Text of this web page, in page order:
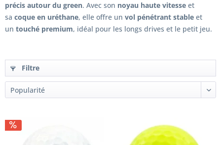
précis autour du green. Avec son noyau haute vitesse et
sa coque en uréthane, elle offre un vol pénétrant stable et
un touché premium, idéal pour les longs drives et le petit jeu.
Filtre